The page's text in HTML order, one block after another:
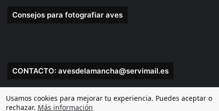
Consejos para fotografiar aves
CONTACTO: avesdelamancha@servimail.es
Usamos cookies para mejorar tu experiencia. Puedes aceptar o
rechazar. Más información